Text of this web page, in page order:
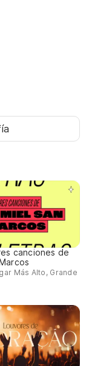
canciones de
Más Alto, Grande